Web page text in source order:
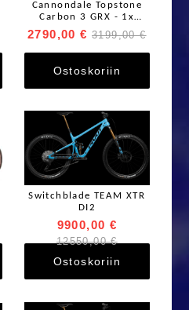
Cannondale Topstone
Carbon 3 GRX - 1x
Moonrock
2790,00 € 3199,00 €
Ostoskoriin
Switchblade TEAM XTR
DI2
9900,00 €
12550,00 €
Ostoskoriin